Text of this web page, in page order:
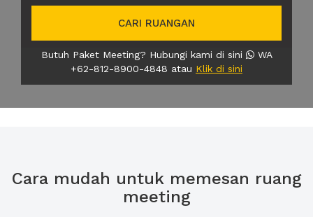
CARI RUANGAN
Butuh Paket Meeting? Hubungi kami di sini
WA
+62-812-8900-4848 atau Klik di sini
Cara mudah untuk memesan ruang
meeting